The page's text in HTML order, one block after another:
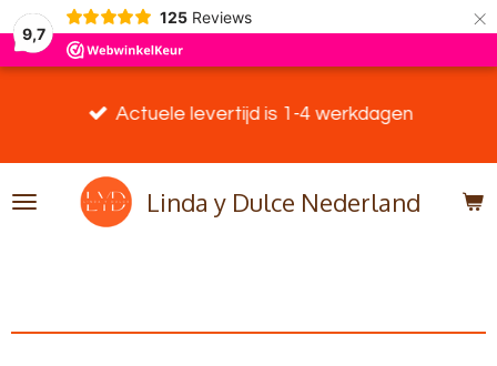
9,7
125 Reviews ×
Linda y Dulce Nederland
Actuele levertijd is 1-4 werkdagen